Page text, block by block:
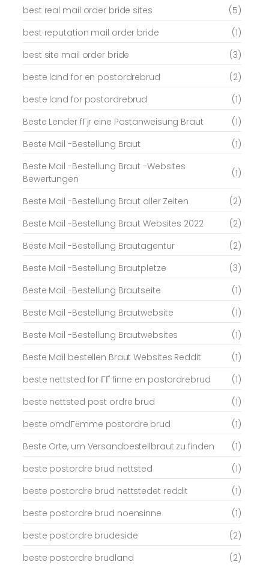
best real mail order bride sites
(5)
best reputation mail order bride
(1)
best site mail order bride
(3)
beste land for en postordrebrud
(2)
beste land for postordrebrud
(1)
Beste Lender fГјr eine Postanweisung Braut
(1)
Beste Mail -Bestellung Braut
(1)
Beste Mail -Bestellung Braut -Websites
Bewertungen
(1)
Beste Mail -Bestellung Braut aller Zeiten
(2)
Beste Mail -Bestellung Braut Websites 2022
(2)
Beste Mail -Bestellung Brautagentur
(2)
Beste Mail -Bestellung Brautpletze
(3)
Beste Mail -Bestellung Brautseite
(1)
Beste Mail -Bestellung Brautwebsite
(1)
Beste Mail -Bestellung Brautwebsites
(1)
Beste Mail bestellen Braut Websites Reddit
(1)
beste nettsted for ГҐ finne en postordrebrud
(1)
beste nettsted post ordre brud
(1)
beste omdГёmme postordre brud
(1)
Beste Orte, um Versandbestellbraut zu finden
(1)
beste postordre brud nettsted
(1)
beste postordre brud nettstedet reddit
(1)
beste postordre brud noensinne
(1)
beste postordre brudeside
(2)
beste postordre brudland
(2)